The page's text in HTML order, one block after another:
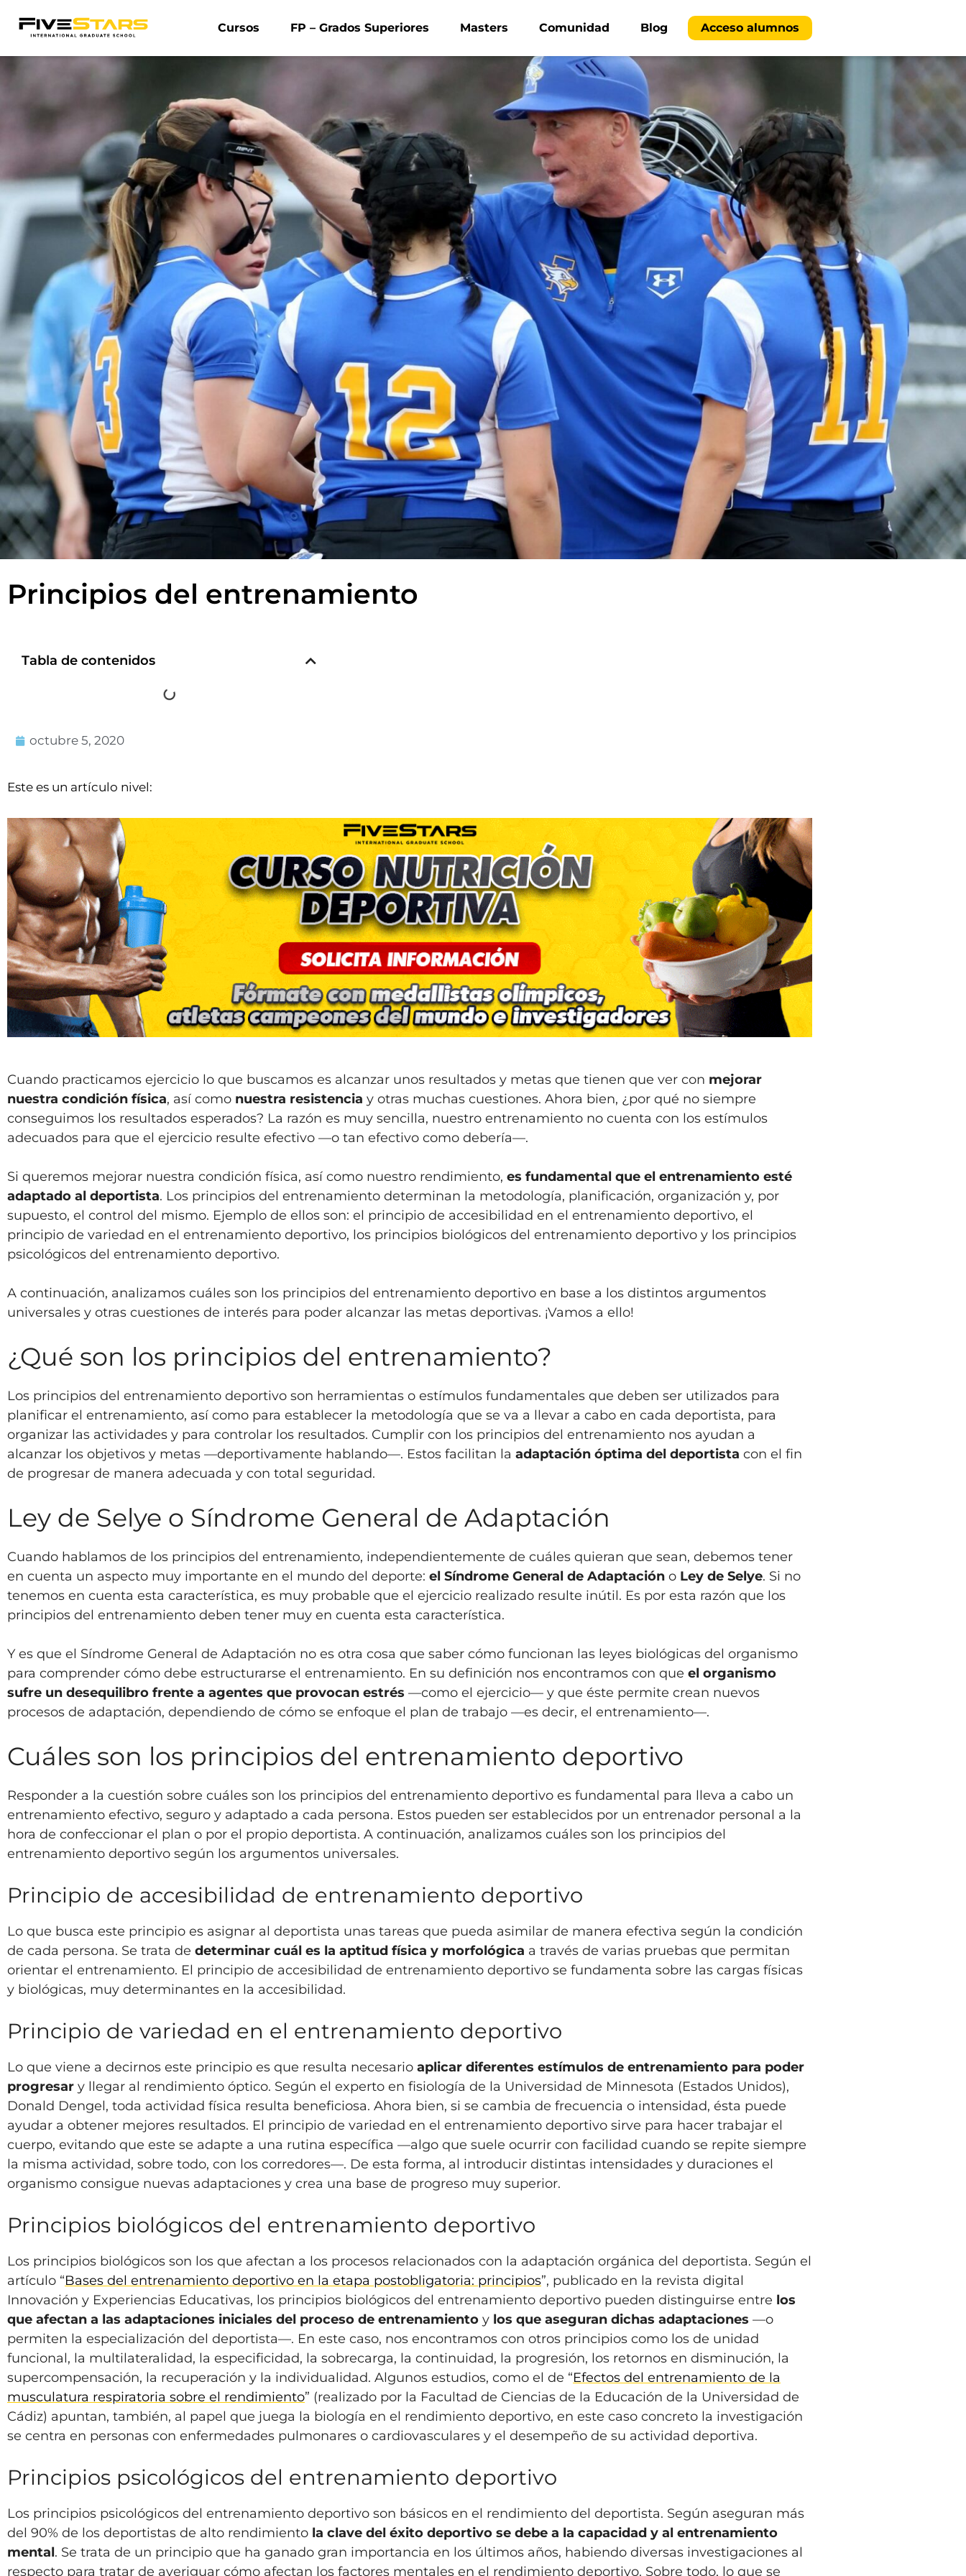
Cursos FP – Grados Superiores Masters Comunidad Blog Acceso alumnos
Principios del entrenamiento
Tabla de contenidos
octubre 5, 2020
Este es un artículo nivel:
Cuando practicamos ejercicio lo que buscamos es alcanzar unos resultados y metas que tienen que ver con mejorar
nuestra condición física, así como nuestra resistencia y otras muchas cuestiones. Ahora bien, ¿por qué no siempre
conseguimos los resultados esperados? La razón es muy sencilla, nuestro entrenamiento no cuenta con los estímulos
adecuados para que el ejercicio resulte efectivo —o tan efectivo como debería—.
Si queremos mejorar nuestra condición física, así como nuestro rendimiento, es fundamental que el entrenamiento esté
adaptado al deportista. Los principios del entrenamiento determinan la metodología, planificación, organización y, por
supuesto, el control del mismo. Ejemplo de ellos son: el principio de accesibilidad en el entrenamiento deportivo, el
principio de variedad en el entrenamiento deportivo, los principios biológicos del entrenamiento deportivo y los principios
psicológicos del entrenamiento deportivo.
A continuación, analizamos cuáles son los principios del entrenamiento deportivo en base a los distintos argumentos
universales y otras cuestiones de interés para poder alcanzar las metas deportivas. ¡Vamos a ello!
¿Qué son los principios del entrenamiento?
Los principios del entrenamiento deportivo son herramientas o estímulos fundamentales que deben ser utilizados para
planificar el entrenamiento, así como para establecer la metodología que se va a llevar a cabo en cada deportista, para
organizar las actividades y para controlar los resultados. Cumplir con los principios del entrenamiento nos ayudan a
alcanzar los objetivos y metas —deportivamente hablando—. Estos facilitan la adaptación óptima del deportista con el fin
de progresar de manera adecuada y con total seguridad.
Ley de Selye o Síndrome General de Adaptación
Cuando hablamos de los principios del entrenamiento, independientemente de cuáles quieran que sean, debemos tener
en cuenta un aspecto muy importante en el mundo del deporte: el Síndrome General de Adaptación o Ley de Selye. Si no
tenemos en cuenta esta característica, es muy probable que el ejercicio realizado resulte inútil. Es por esta razón que los
principios del entrenamiento deben tener muy en cuenta esta característica.
Y es que el Síndrome General de Adaptación no es otra cosa que saber cómo funcionan las leyes biológicas del organismo
para comprender cómo debe estructurarse el entrenamiento. En su definición nos encontramos con que el organismo
sufre un desequilibro frente a agentes que provocan estrés —como el ejercicio— y que éste permite crean nuevos
procesos de adaptación, dependiendo de cómo se enfoque el plan de trabajo —es decir, el entrenamiento—.
Cuáles son los principios del entrenamiento deportivo
Responder a la cuestión sobre cuáles son los principios del entrenamiento deportivo es fundamental para lleva a cabo un
entrenamiento efectivo, seguro y adaptado a cada persona. Estos pueden ser establecidos por un entrenador personal a la
hora de confeccionar el plan o por el propio deportista. A continuación, analizamos cuáles son los principios del
entrenamiento deportivo según los argumentos universales.
Principio de accesibilidad de entrenamiento deportivo
Lo que busca este principio es asignar al deportista unas tareas que pueda asimilar de manera efectiva según la condición
de cada persona. Se trata de determinar cuál es la aptitud física y morfológica a través de varias pruebas que permitan
orientar el entrenamiento. El principio de accesibilidad de entrenamiento deportivo se fundamenta sobre las cargas físicas
y biológicas, muy determinantes en la accesibilidad.
Principio de variedad en el entrenamiento deportivo
Lo que viene a decirnos este principio es que resulta necesario aplicar diferentes estímulos de entrenamiento para poder
progresar y llegar al rendimiento óptico. Según el experto en fisiología de la Universidad de Minnesota (Estados Unidos),
Donald Dengel, toda actividad física resulta beneficiosa. Ahora bien, si se cambia de frecuencia o intensidad, ésta puede
ayudar a obtener mejores resultados. El principio de variedad en el entrenamiento deportivo sirve para hacer trabajar el
cuerpo, evitando que este se adapte a una rutina específica —algo que suele ocurrir con facilidad cuando se repite siempre
la misma actividad, sobre todo, con los corredores—. De esta forma, al introducir distintas intensidades y duraciones el
organismo consigue nuevas adaptaciones y crea una base de progreso muy superior.
Principios biológicos del entrenamiento deportivo
Los principios biológicos son los que afectan a los procesos relacionados con la adaptación orgánica del deportista. Según el
artículo “Bases del entrenamiento deportivo en la etapa postobligatoria: principios”, publicado en la revista digital
Innovación y Experiencias Educativas, los principios biológicos del entrenamiento deportivo pueden distinguirse entre los
que afectan a las adaptaciones iniciales del proceso de entrenamiento y los que aseguran dichas adaptaciones —o
permiten la especialización del deportista—. En este caso, nos encontramos con otros principios como los de unidad
funcional, la multilateralidad, la especificidad, la sobrecarga, la continuidad, la progresión, los retornos en disminución, la
supercompensación, la recuperación y la individualidad. Algunos estudios, como el de “Efectos del entrenamiento de la
musculatura respiratoria sobre el rendimiento” (realizado por la Facultad de Ciencias de la Educación de la Universidad de
Cádiz) apuntan, también, al papel que juega la biología en el rendimiento deportivo, en este caso concreto la investigación
se centra en personas con enfermedades pulmonares o cardiovasculares y el desempeño de su actividad deportiva.
Principios psicológicos del entrenamiento deportivo
Los principios psicológicos del entrenamiento deportivo son básicos en el rendimiento del deportista. Según aseguran más
del 90% de los deportistas de alto rendimiento la clave del éxito deportivo se debe a la capacidad y al entrenamiento
mental. Se trata de un principio que ha ganado gran importancia en los últimos años, habiendo diversas investigaciones al
respecto para tratar de averiguar cómo afectan los factores mentales en el rendimiento deportivo. Sobre todo, lo que se